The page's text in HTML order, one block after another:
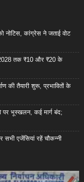
नोटिस, कांग्रेस ने जताई वोट
तक ₹10 और ₹20 के
की तैयारी शुरू, प्रभावितों के
पर भूस्खलन, कई मार्ग बंद;
सभी एजेंसियां रहें चौकन्नी